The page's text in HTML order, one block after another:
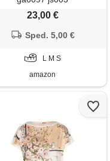
23,00 €
Sped. 5,00 €
L M S
amazon